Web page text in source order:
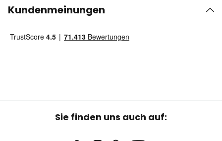
Kundenmeinungen
Sie finden uns auch auf: